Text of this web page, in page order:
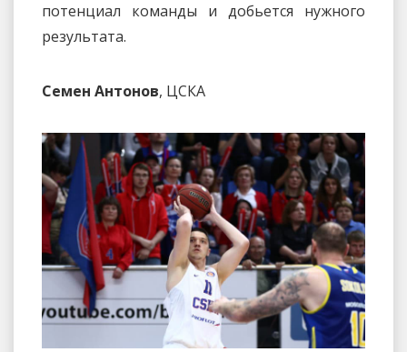
потенциал команды и добьется нужного
результата.
Семен Антонов, ЦСКА